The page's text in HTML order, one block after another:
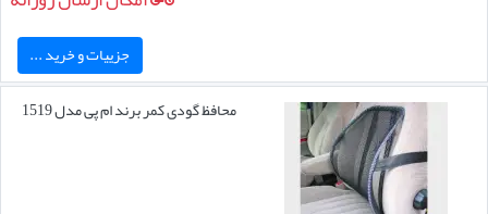
جزییات و خرید ...
محافظ گودی کمر برند ام پی مدل 1519